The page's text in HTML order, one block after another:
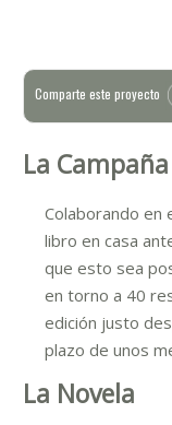
Comparte este proyecto
La Campaña
Colaborando en
libro en casa
que esto sea
en torno a 40
edición justo
plazo de unos
La Novela